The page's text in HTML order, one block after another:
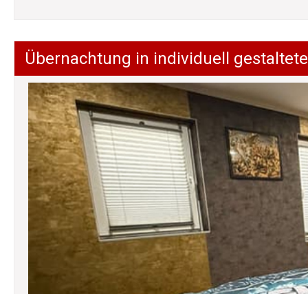
Übernachtung in individuell